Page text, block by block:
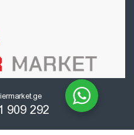
909 292